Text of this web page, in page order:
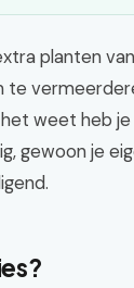
planten
te
weet heb
gewoon je